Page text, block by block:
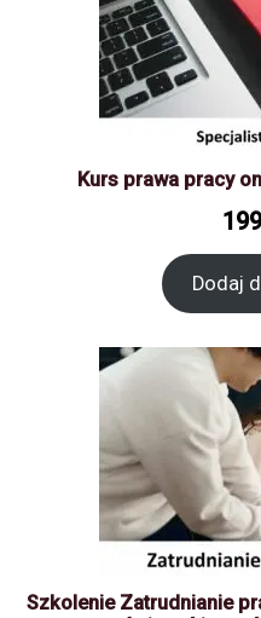
Kurs prawa pracy
Dodaj
Szkolenie Zatrudnianie